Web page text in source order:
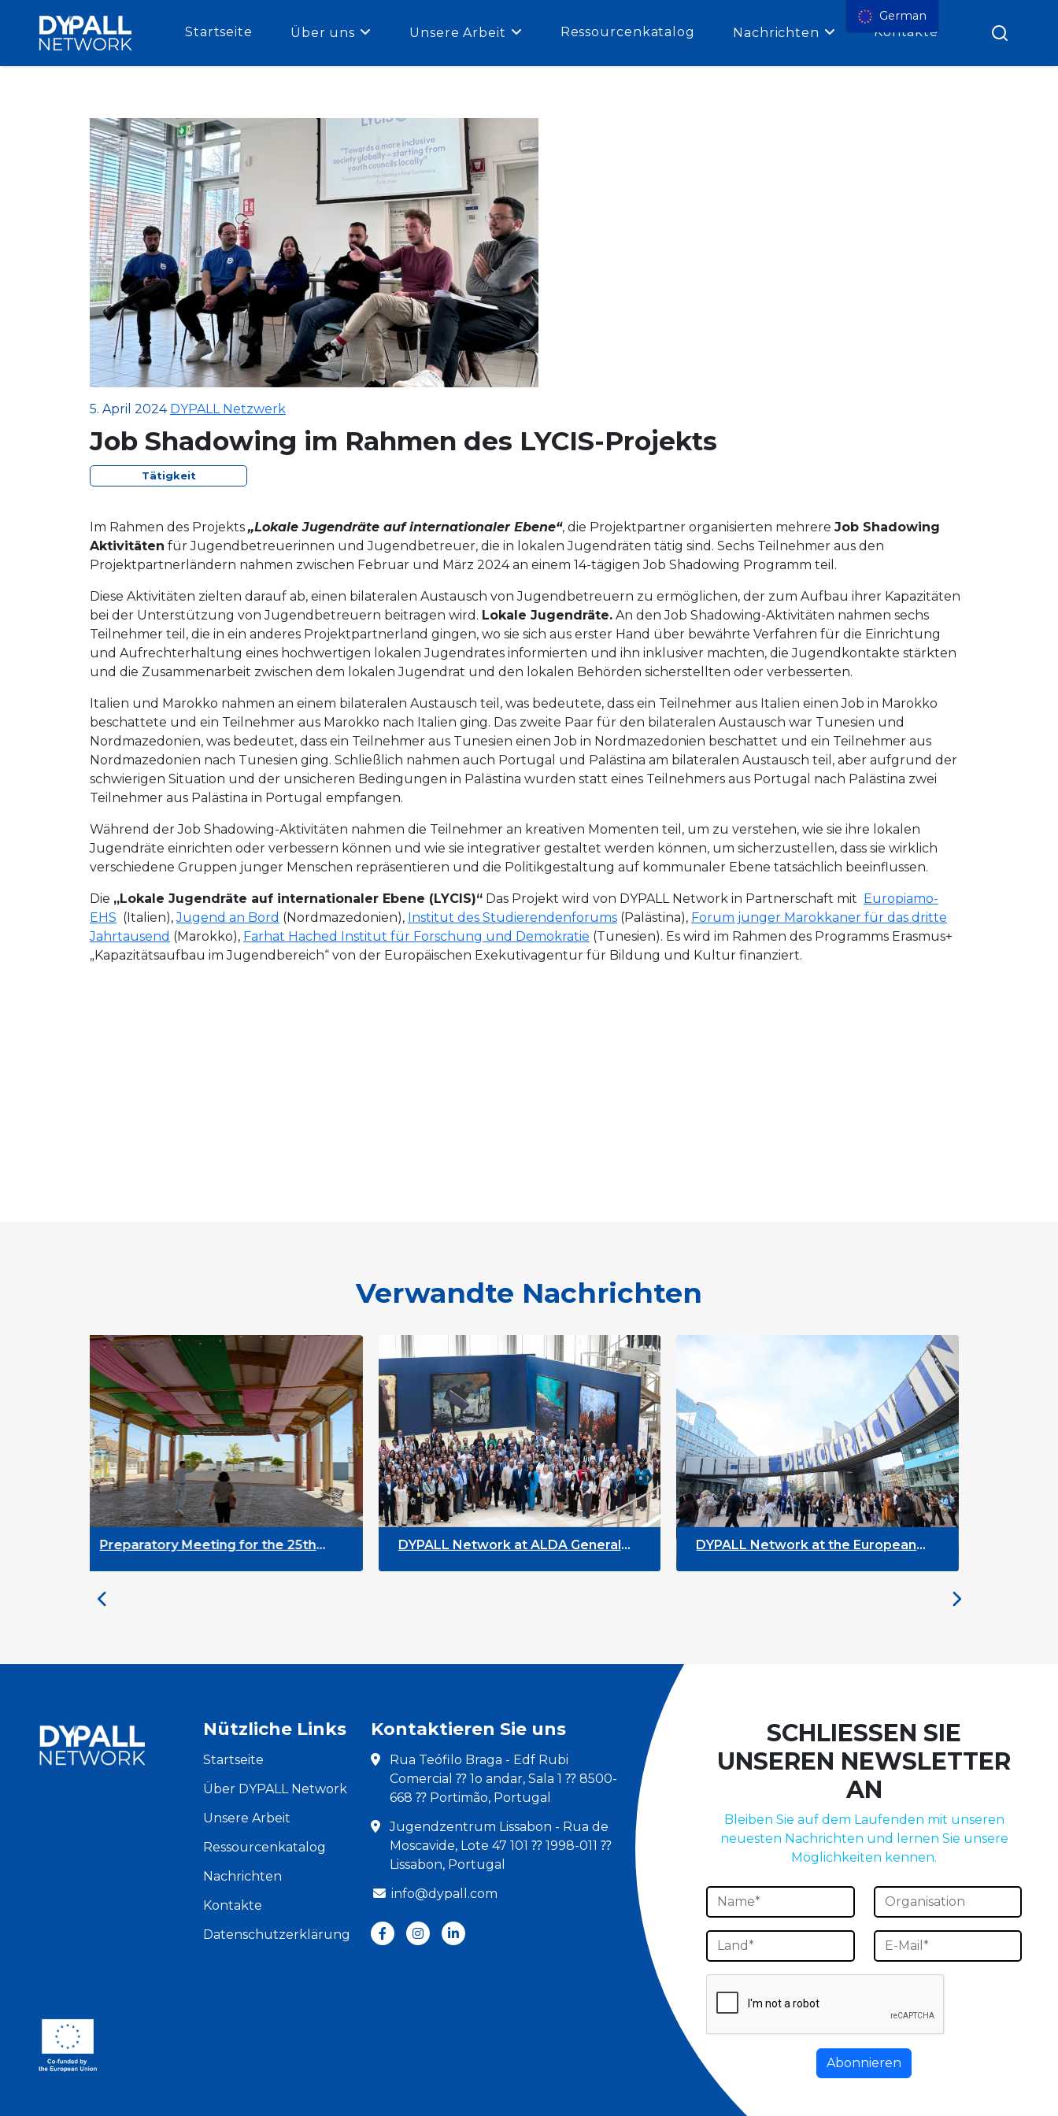
Startseite Über uns Unsere Arbeit Ressourcenkatalog Nachrichten Kontakte
5. April 2024 DYPALL Netzwerk
Job Shadowing im Rahmen des LYCIS-Projekts
Tätigkeit
Im Rahmen des Projekts „Lokale Jugendräte auf internationaler Ebene“, die Projektpartner organisierten mehrere Job Shadowing
Aktivitäten für Jugendbetreuerinnen und Jugendbetreuer, die in lokalen Jugendräten tätig sind. Sechs Teilnehmer aus den
Projektpartnerländern nahmen zwischen Februar und März 2024 an einem 14-tägigen Job Shadowing Programm teil.
Diese Aktivitäten zielten darauf ab, einen bilateralen Austausch von Jugendbetreuern zu ermöglichen, der zum Aufbau ihrer Kapazitäten
bei der Unterstützung von Jugendbetreuern beitragen wird. Lokale Jugendräte. An den Job Shadowing-Aktivitäten nahmen sechs
Teilnehmer teil, die in ein anderes Projektpartnerland gingen, wo sie sich aus erster Hand über bewährte Verfahren für die Einrichtung
und Aufrechterhaltung eines hochwertigen lokalen Jugendrates informierten und ihn inklusiver machten, die Jugendkontakte stärkten
und die Zusammenarbeit zwischen dem lokalen Jugendrat und den lokalen Behörden sicherstellten oder verbesserten.
Italien und Marokko nahmen an einem bilateralen Austausch teil, was bedeutete, dass ein Teilnehmer aus Italien einen Job in Marokko
beschattete und ein Teilnehmer aus Marokko nach Italien ging. Das zweite Paar für den bilateralen Austausch war Tunesien und
Nordmazedonien, was bedeutet, dass ein Teilnehmer aus Tunesien einen Job in Nordmazedonien beschattet und ein Teilnehmer aus
Nordmazedonien nach Tunesien ging. Schließlich nahmen auch Portugal und Palästina am bilateralen Austausch teil, aber aufgrund der
schwierigen Situation und der unsicheren Bedingungen in Palästina wurden statt eines Teilnehmers aus Portugal nach Palästina zwei
Teilnehmer aus Palästina in Portugal empfangen.
Während der Job Shadowing-Aktivitäten nahmen die Teilnehmer an kreativen Momenten teil, um zu verstehen, wie sie ihre lokalen
Jugendräte einrichten oder verbessern können und wie sie integrativer gestaltet werden können, um sicherzustellen, dass sie wirklich
verschiedene Gruppen junger Menschen repräsentieren und die Politikgestaltung auf kommunaler Ebene tatsächlich beeinflussen.
Die „Lokale Jugendräte auf internationaler Ebene (LYCIS)“ Das Projekt wird von DYPALL Network in Partnerschaft mit Europiamo-
EHS (Italien),Jugend an Bord (Nordmazedonien), Institut des Studierendenforums (Palästina), Forum junger Marokkaner für das dritte
Jahrtausend (Marokko), Farhat Hached Institut für Forschung und Demokratie (Tunesien). Es wird im Rahmen des Programms Erasmus+
„Kapazitätsaufbau im Jugendbereich“ von der Europäischen Exekutivagentur für Bildung und Kultur finanziert.
Verwandte Nachrichten
Meeting for the 25th
DYPALL Network at ALDA General
DYPALL Network at the European
The Future of ENLYC: Insights
Nützliche Links
Startseite
Über DYPALL Network
Unsere Arbeit
Ressourcenkatalog
Nachrichten
Kontakte
Datenschutzerklärung
Kontaktieren Sie uns
Rua Teófilo Braga - Edf Rubi
Comercial ⁇ 1o andar, Sala 1 ⁇ 8500-
668 ⁇ Portimão, Portugal
Jugendzentrum Lissabon - Rua de
Moscavide, Lote 47 101 ⁇ 1998-011 ⁇
Lissabon, Portugal
info@dypall.com
SCHLIESSEN SIE
UNSEREN NEWSLETTER
AN
Bleiben Sie auf dem Laufenden mit unseren
neuesten Nachrichten und lernen Sie unsere
Möglichkeiten kennen.
German